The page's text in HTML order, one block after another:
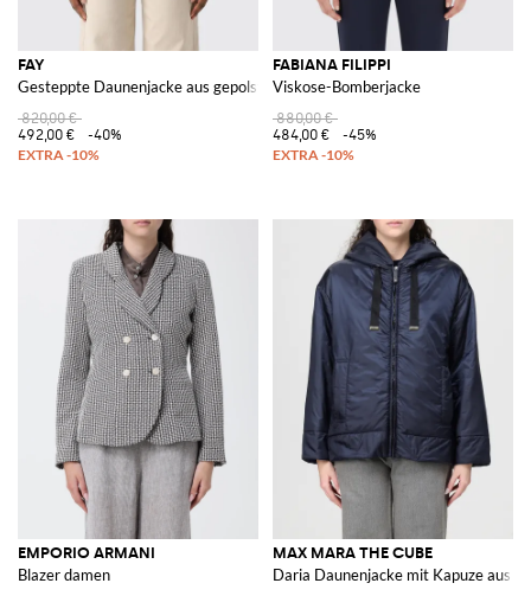
FAY
Gesteppte Daunenjacke aus gepolstertem Funktionsgewebe
820,00 €
492,00 €
-40%
FABIANA FILIPPI
Viskose-Bomberjacke
880,00 €
484,00 €
-45%
EMPORIO ARMANI
Blazer damen
MAX MARA THE CUBE
Daria Daunenjacke mit Kapuze aus